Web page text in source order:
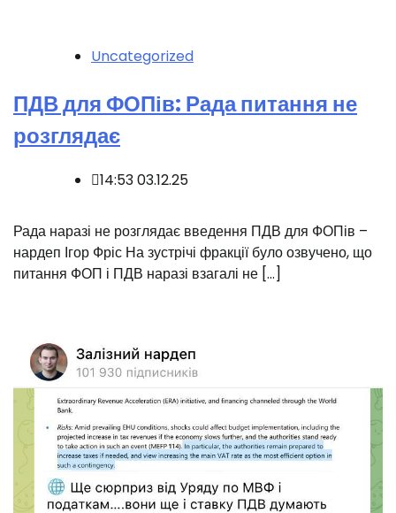
Uncategorized
ПДВ для ФОПів: Рада питання не
розглядає
14:53 03.12.25
‍️Рада наразі не розглядає введення ПДВ для ФОПів –
нардеп Ігор Фріс На зустрічі фракції було озвучено, що
питання ФОП і ПДВ наразі взагалі не […]